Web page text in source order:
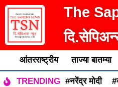
The
आंतरराष्ट्रीय ताज्या बातम्या
TRENDING #नरेंद्र मोदी